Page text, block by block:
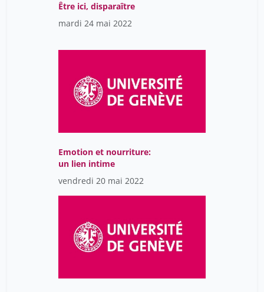
Être ici, disparaître
mardi 24 mai 2022
Emotion et nourriture:
un lien intime
vendredi 20 mai 2022